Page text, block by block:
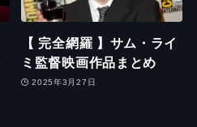
【 完全網羅 】サム・ライ
ミ監督映画作品まとめ
2025年3月27日